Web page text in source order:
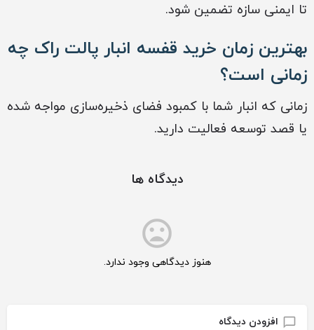
تا ایمنی سازه تضمین شود.
بهترین زمان خرید قفسه انبار پالت راک چه
زمانی است؟
زمانی که انبار شما با کمبود فضای ذخیره‌سازی مواجه شده
یا قصد توسعه فعالیت دارید.
دیدگاه ها
هنوز دیدگاهی وجود ندارد.
افزودن دیدگاه